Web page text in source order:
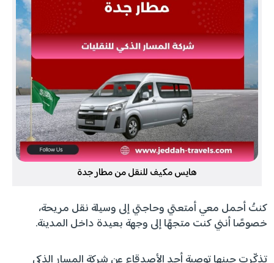
هايس مكيف للنقل من مطار جدة
كنتُ أحمل معي أمتعتي وحاجتي إلى وسيلة نقل مريحة،
خصوصًا أنني كنت متجهًا إلى وجهة بعيدة داخل المدينة.